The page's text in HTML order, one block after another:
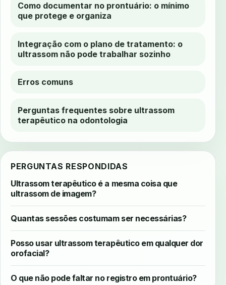
Como documentar no prontuário: o mínimo
que protege e organiza
Integração com o plano de tratamento: o
ultrassom não pode trabalhar sozinho
Erros comuns
Perguntas frequentes sobre ultrassom
terapêutico na odontologia
PERGUNTAS RESPONDIDAS
Ultrassom terapêutico é a mesma coisa que
ultrassom de imagem?
Quantas sessões costumam ser necessárias?
Posso usar ultrassom terapêutico em qualquer dor
orofacial?
O que não pode faltar no registro em prontuário?